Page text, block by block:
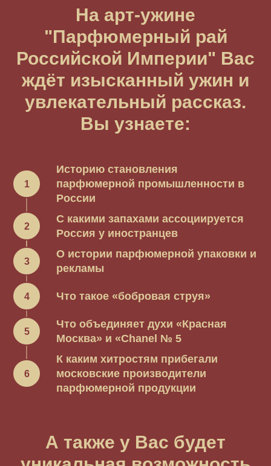
На арт-ужине
"Парфюмерный рай
Российской Империи" Вас
ждёт изысканный ужин и
увлекательный рассказ.
Вы узнаете:
Историю становления
парфюмерной промышленности в
России
С какими запахами ассоциируется
Россия у иностранцев
О истории парфюмерной упаковки и
рекламы
Что такое «бобровая струя»
Что объединяет духи «Красная
Москва» и «Chanel № 5
К каким хитростям прибегали
московские производители
парфюмерной продукции
А также у Вас будет